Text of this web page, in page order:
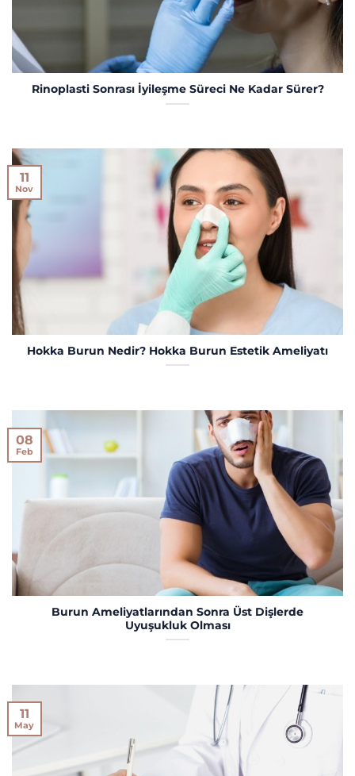
Rinoplasti Sonrası İyileşme Süreci Ne Kadar Sürer?
Hokka Burun Nedir? Hokka Burun Estetik Ameliyatı
11
Nov
Burun Ameliyatlarından Sonra Üst Dişlerde
Uyuşukluk Olması
08
Feb
11
May